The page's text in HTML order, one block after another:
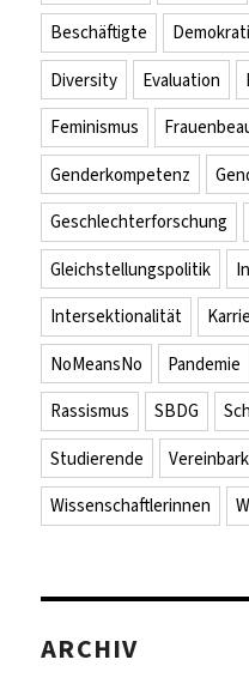
Beschäftigte
Diversity
Evaluation
Feminismus
Genderkompetenz
Geschlechterforschung
Gleichstellungspolitik
Intersektionalität
NoMeansNo
Pandemie
Rassismus
SBDG
Studierende
Wissenschaftlerinnen
ARCHIV